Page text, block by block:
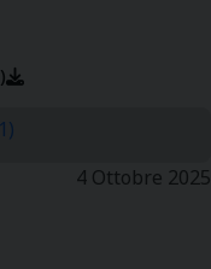
4 Ottobre 2025